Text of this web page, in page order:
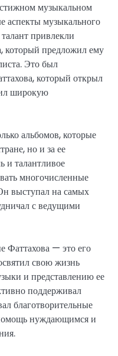
музыкальном
аспекты музыкального
привлекли
который предложил ему
Это был
который открыл
широкую
альбомов, которые
но и за ее
и талантливое
многочисленные
выступал на самых
с ведущими
Фаттахова — это его
свою жизнь
и представлению ее
поддерживал
благотворительные
нуждающимся и